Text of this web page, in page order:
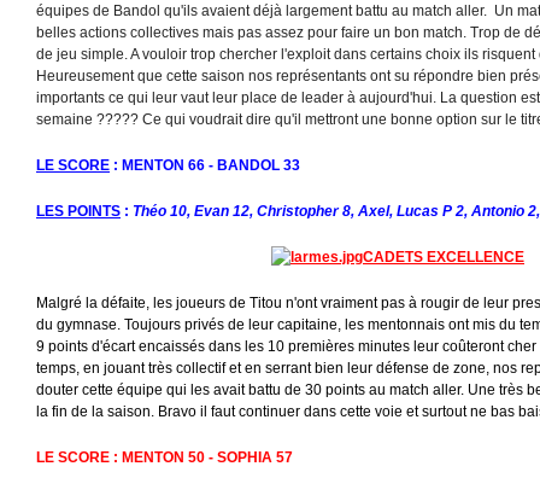
équipes de Bandol qu'ils avaient déjà largement battu au match aller. Un
belles actions collectives mais pas assez pour faire un bon match. Trop de
de jeu simple. A vouloir trop chercher l'exploit dans certains choix ils risquent
Heureusement que cette saison nos représentants ont su répondre bien
importants ce qui leur vaut leur place de leader à aujourd'hui. La question
semaine ????? Ce qui voudrait dire qu'il mettront une bonne option sur le
LE SCORE : MENTON 66 - BANDOL 33
LES POINTS : Théo 10, Evan 12, Christopher 8, Axel, Lucas P 2, Antonio
CADETS EXCELLENCE
Malgré la défaite, les joueurs de Titou n'ont vraiment pas à rougir de leur
du gymnase. Toujours privés de leur capitaine, les mentonnais ont mis du
9 points d'écart encaissés dans les 10 premières minutes leur coûteront
temps, en jouant très collectif et en serrant bien leur défense de zone, nos
douter cette équipe qui les avait battu de 30 points au match aller. Une très
la fin de la saison. Bravo il faut continuer dans cette voie et surtout ne bas
LE SCORE : MENTON 50 - SOPHIA 57